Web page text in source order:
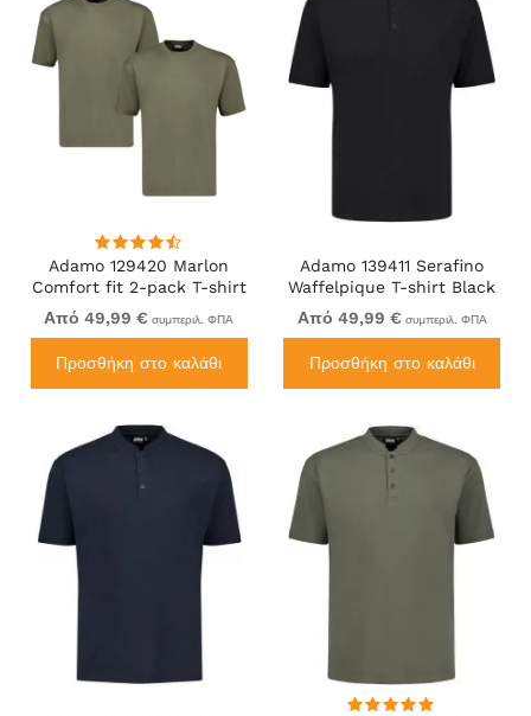
Adamo 129420 Marlon
Comfort fit 2-pack T-shirt
Olive Green
Από 49,99 € συμπεριλ. ΦΠΑ
Προσθήκη στο καλάθι
Adamo 139411 Serafino
Waffelpique T-shirt Black
Από 49,99 € συμπεριλ. ΦΠΑ
Προσθήκη στο καλάθι